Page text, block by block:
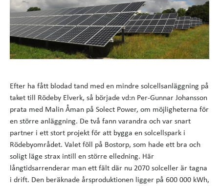
Efter ha fått blodad tand med en mindre solcellsanläggning på
taket till Rödeby Elverk, så började vd:n Per-Gunnar Johansson
prata med Malin Åman på Solect Power, om möjligheterna för
en större anläggning. De två fann varandra och var snart
partner i ett stort projekt för att bygga en solcellspark i
Rödebyområdet. Valet föll på Bostorp, som hade ett bra och
soligt läge strax intill en större elledning. Här
långtidsarrenderar man ett fält där nu 2070 solceller är tagna
i drift. Den beräknade årsproduktionen ligger på 600 000 kWh,